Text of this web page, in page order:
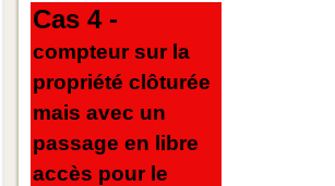
Cas 4 -
compteur sur la
propriété clôturée
mais avec un
passage en libre
accès pour le